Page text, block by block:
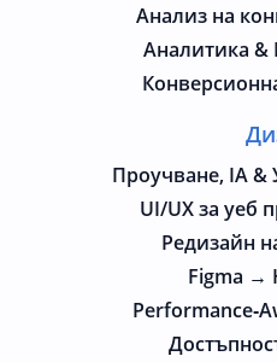
Анализ на
Аналитика &
Проучване, IA
UI/UX за уеб
Редизайн
Figma →